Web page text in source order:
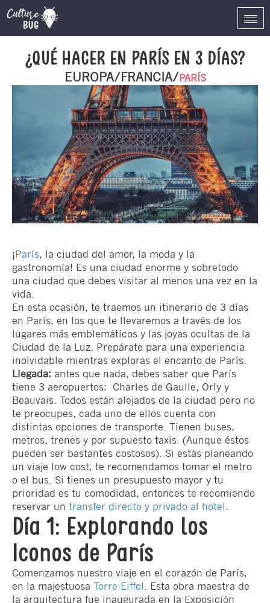
¿QUÉ HACER EN PARÍS EN 3 DÍAS?
EUROPA/FRANCIA/PARÍS
¡París, la ciudad del amor, la moda y la
gastronomía! Es una ciudad enorme y sobretodo
una ciudad que debes visitar al menos una vez en la
vida.
En esta ocasión, te traemos un itinerario de 3 días
en París, en los que te llevaremos a través de los
lugares más emblemáticos y las joyas ocultas de la
Ciudad de la Luz. Prepárate para una experiencia
inolvidable mientras exploras el encanto de París.
Llegada: antes que nada, debes saber que París
tiene 3 aeropuertos: Charles de Gaulle, Orly y
Beauvais. Todos están alejados de la ciudad pero no
te preocupes, cada uno de ellos cuenta con
distintas opciones de transporte. Tienen buses,
metros, trenes y por supuesto taxis. (Aunque éstos
pueden ser bastantes costosos). Si estás planeando
un viaje low cost, te recomendamos tomar el metro
o el bus. Si tienes un presupuesto mayor y tu
prioridad es tu comodidad, entonces te recomiendo
reservar un transfer directo y privado al hotel.
Día 1: Explorando los
Iconos de París
Comenzamos nuestro viaje en el corazón de París,
en la majestuosa Torre Eiffel. Esta obra maestra de
la arquitectura fue inaugurada en la Exposición